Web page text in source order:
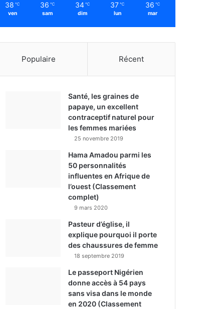
38 ℃
ven
36 ℃
sam
34 ℃
dim
37 ℃
lun
36 ℃
mar
Populaire Récent
Santé, les graines de
papaye, un excellent
contraceptif naturel pour
les femmes mariées
25 novembre 2019
Hama Amadou parmi les
50 personnalités
influentes en Afrique de
l’ouest (Classement
complet)
9 mars 2020
Pasteur d’église, il
explique pourquoi il porte
des chaussures de femme
18 septembre 2019
Le passeport Nigérien
donne accès à 54 pays
sans visa dans le monde
en 2020 (Classement